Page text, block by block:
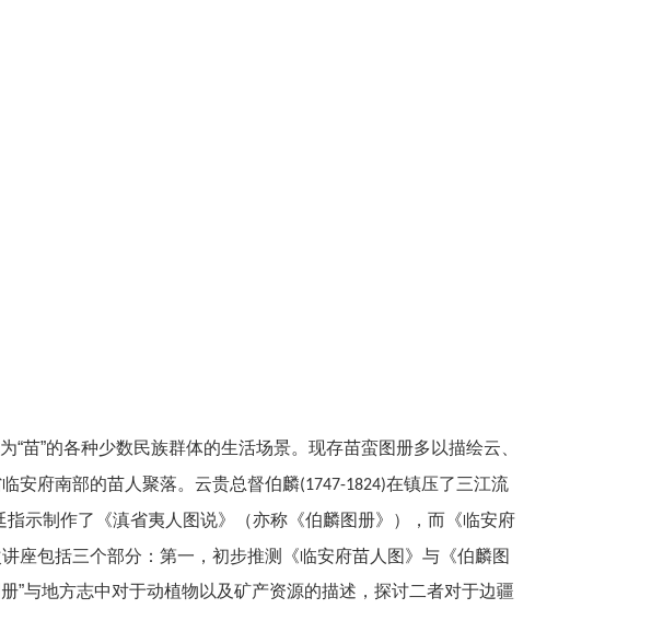
“苗”的各种少数民族群体的生活场景。现存苗蛮图册多以描绘云、
安府南部的苗人聚落。云贵总督伯麟(1747-1824)在镇压了三江流
指示制作了《滇省夷人图说》（亦称《伯麟图册》），而《临安府
座包括三个部分：第一，初步推测《临安府苗人图》与《伯麟图
”与地方志中对于动植物以及矿产资源的描述，探讨二者对于边疆